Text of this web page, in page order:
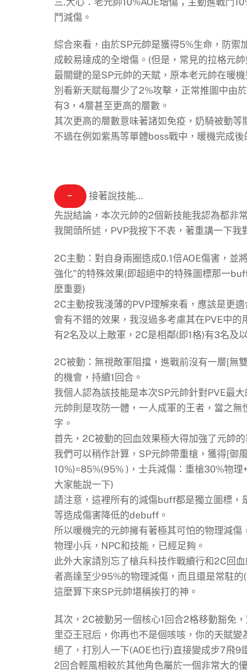
鬥減傷。
綜合來看，由於SP元帥是獲得5%生命，防禦
成較易達成的全增傷。(但是，常見的拉格元
最關鍵的是SP元帥的天賦，原本老元帥在暖
別看新天賦每層少了2%攻擊，正常推圖中由
有3，4層甚至更高的層數。
其次更高的層數意味著諸如免疫，奶騎被動
不過在例如紫馬等單體boss戰中，暖機完成
−
接著說技能…
先說結論，本次元帥的2個新技能我認為都非
我開頭所述，PVP我按下不表，著重講一下我
2C主動：對自身兩圈造成0.1倍AOE傷害，並
強化”的特殊效果(即超絕中的特殊圖標那一
麼重要)
2C主動按我淺薄的PVP理解來看，應該是更
會有不錯的效果，我沒過多考慮其在PVE中
有2名及以上敵軍，2C是相鄰(即1格)有3名及
2C被動：無視敵軍阻擋，進戰前沒有一層[無
的機會，持續1回合。
我個人認為該技能是本次SP元帥針對PVE最
元帥則是攻防一體，一人成軍的王者，當之無
字。
首先，2C被動的回血效果極大得加強了元帥
我們可以稍作計算，SP元帥帶重槍，獲得[御
10%)=85%(95% )，士兵減傷：重槍30%物
大家能說一下)
請注意，這裡所有的減傷buff都是獨立圖標，
等造成傷害降低的debuff。
所以暖機完的元帥擁有著極其可怕的物理減
物理小兵，NPC和技能，已經足夠。
此外大家請別忘了槍兵科技作戰續行和2C回
者高達至少95%的物理減傷，而且還是常駐
這麼算下來SP元帥堪稱挨打的神。
其次，2C被動另一個核心1回合2格移動豁免
里亞王冠后， 你再也不是個 咳咳，你的天賦變
絕了，打別人一下(AOE也行)直接變成步7飛9
2回合輕風相較於其他角色屬於一個非常大的